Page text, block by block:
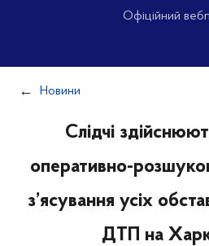
Офіційний
Новини
Слідчі
оперативно-
з’ясування усіх
ДТП на